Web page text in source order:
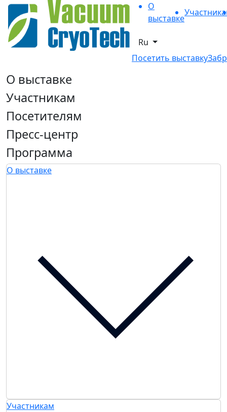
О
выставке
Ru
Посетить выставку
О выставке
Участникам
Посетителям
Пресс-центр
Программа
О выставке
Участникам